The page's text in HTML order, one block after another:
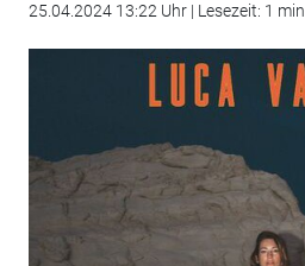
25.04.2024 13:22 Uhr | Lesezeit: 1 min